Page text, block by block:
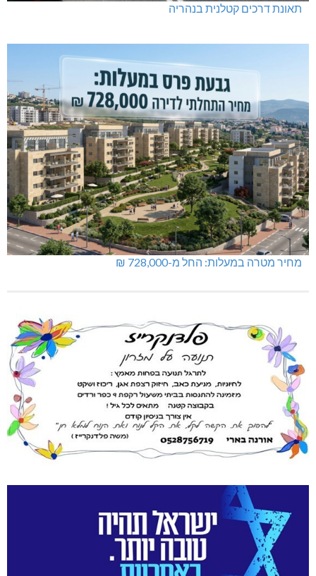
תאונת דרכים קטלנית בנהריה
מחיר מטרה במעלות: החל מ-728,000 ₪